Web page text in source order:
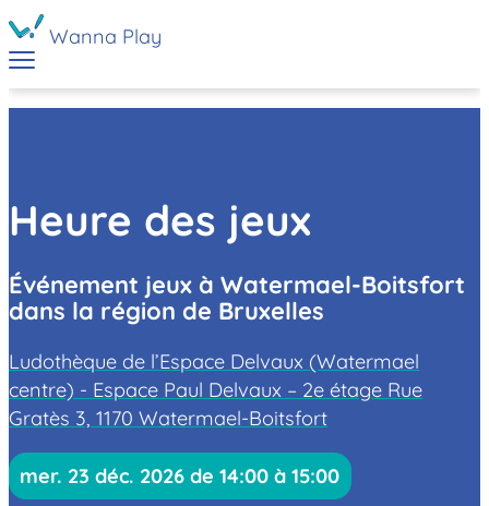
Wanna Play
Heure des jeux
Événement jeux à Watermael-Boitsfort
dans la région de Bruxelles
Ludothèque de l’Espace Delvaux (Watermael
centre) - Espace Paul Delvaux – 2e étage Rue
Gratès 3, 1170 Watermael-Boitsfort
mer. 23 déc. 2026 de 14:00 à 15:00